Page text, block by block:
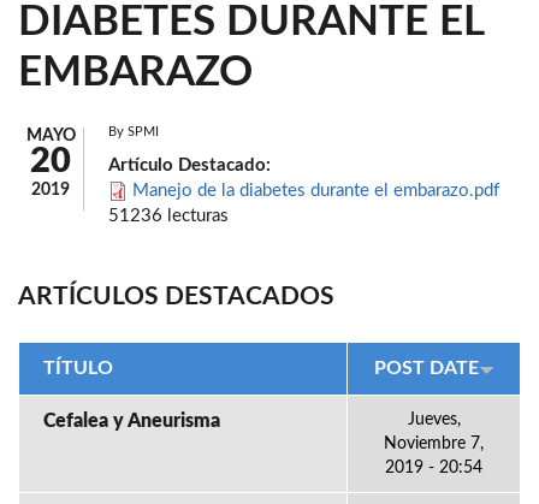
DIABETES DURANTE EL
EMBARAZO
MAYO
20
2019
By SPMI
Artículo Destacado:
Manejo de la diabetes durante el embarazo.pdf
51236 lecturas
ARTÍCULOS DESTACADOS
TÍTULO POST DATE
Cefalea y Aneurisma
Jueves,
Noviembre 7,
2019 - 20:54